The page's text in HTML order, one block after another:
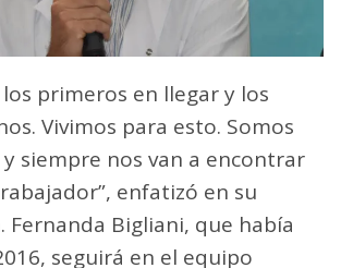
los primeros en llegar y los
Vivimos para esto. Somos
siempre nos van a encontrar
enfatizó en su
Fernanda Bigliani, que había
seguirá en el equipo